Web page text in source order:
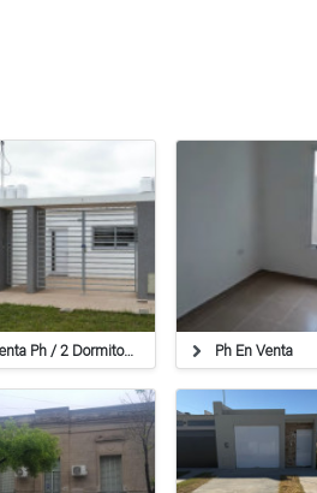
Venta Ph / 2 Dormitorios / Cochera Ph En Venta